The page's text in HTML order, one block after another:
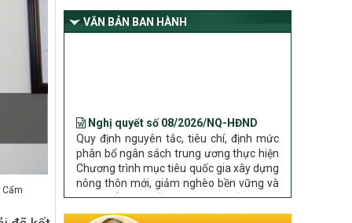
mục tiêu quốc gia xây dựng nông thôn mới,
giảm nghèo bền vững và phát triển kinh tế –
mục tiêu quốc gia trên địa bàn
VĂN BẢN BAN HÀNH
Chương trình mục tiêu quốc gia xây dựng
nông thôn mới, giảm nghèo bền vững và
phát triển kinh tế – xã hội vùng đồng bào
dân tộc thiểu số và miền núi giai đoạn
2026 – 2030 trên địa bàn tỉnh Nghệ An